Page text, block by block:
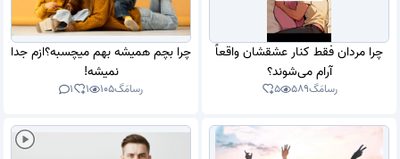
چرا مردان فقط کنار عشقشان واقعاً
آرام می‌شوند؟
رسامَگ589
5
چرا بچم همیشه بهم میچسبه؟ازم جدا
نمیشه!
رسامَگ105
1
1